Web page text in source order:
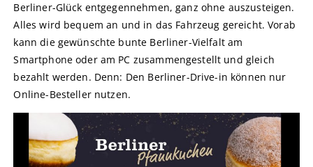
Berliner-Glück entgegennehmen, ganz ohne auszusteigen.
Alles wird bequem an und in das Fahrzeug gereicht. Vorab
kann die gewünschte bunte Berliner-Vielfalt am
Smartphone oder am PC zusammengestellt und gleich
bezahlt werden. Denn: Den Berliner-Drive-in können nur
Online-Besteller nutzen.